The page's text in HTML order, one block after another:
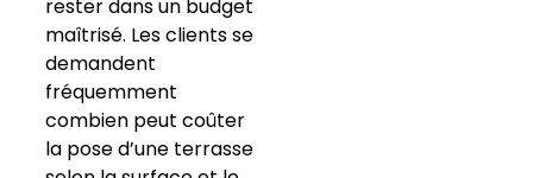
rester dans un budget
maîtrisé. Les clients se
demandent
fréquemment
combien peut coûter
la pose d’une terrasse